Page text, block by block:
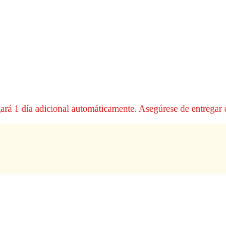
1 día adicional automáticamente. Asegúrese de entregar